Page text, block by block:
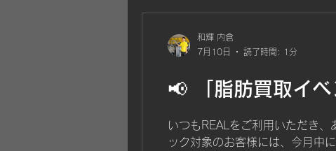
📢 「脂肪買取イ
いつもREALをご利用いただき
ック対象のお客様には、今月中
和輝 内倉
7月10日
読了時間: 1分